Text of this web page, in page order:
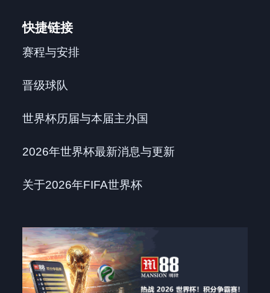
快捷链接
赛程与安排
晋级球队
世界杯历届与本届主办国
2026年世界杯最新消息与更新
关于2026年FIFA世界杯